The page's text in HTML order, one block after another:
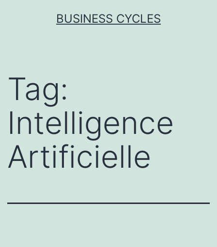
BUSINESS CYCLES
Tag:
Intelligence
Artificielle